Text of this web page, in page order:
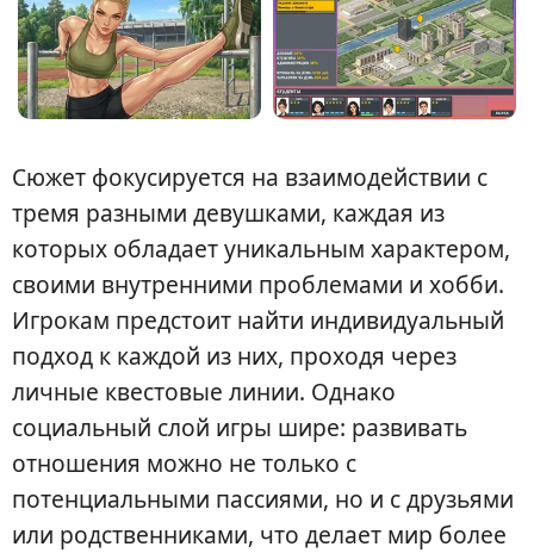
Сюжет фокусируется на взаимодействии с
тремя разными девушками, каждая из
которых обладает уникальным характером,
своими внутренними проблемами и хобби.
Игрокам предстоит найти индивидуальный
подход к каждой из них, проходя через
личные квестовые линии. Однако
социальный слой игры шире: развивать
отношения можно не только с
потенциальными пассиями, но и с друзьями
или родственниками, что делает мир более